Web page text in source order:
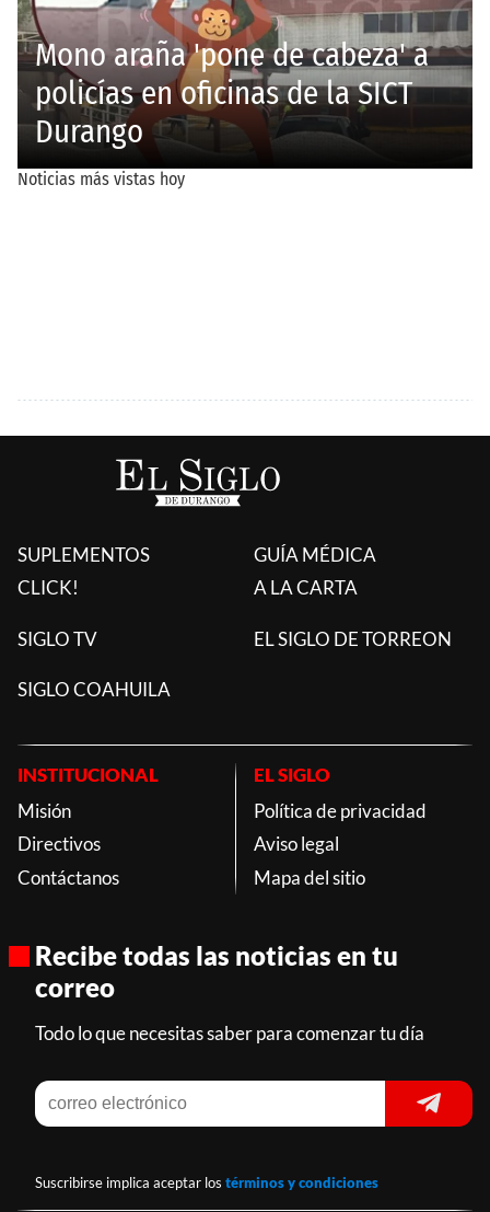
SUPLEMENTOS
CLICK!
GUÍA MÉDICA
A LA CARTA
SIGLO TV EL SIGLO DE TORREON
SIGLO COAHUILA
INSTITUCIONAL
Misión
Directivos
Contáctanos
EL SIGLO
Política de privacidad
Aviso legal
Mapa del sitio
Recibe todas las noticias en tu
correo
Todo lo que necesitas saber para comenzar tu día
Suscribirse implica aceptar los términos y condiciones